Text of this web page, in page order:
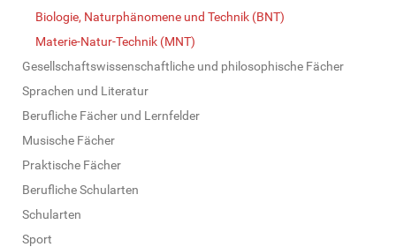
Biologie, Naturphänomene und Technik (BNT)
Materie-Natur-Technik (MNT)
Gesellschaftswissenschaftliche und philosophische Fächer
Sprachen und Literatur
Berufliche Fächer und Lernfelder
Musische Fächer
Praktische Fächer
Berufliche Schularten
Schularten
Sport